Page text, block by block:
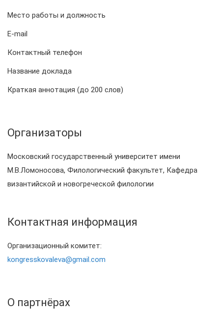
Место работы и должность
E-mail
Контактный телефон
Название доклада
Краткая аннотация (до 200 слов)
Организаторы
Московский государственный университет имени
М.В.Ломоносова, Филологический факультет, Кафедра
византийской и новогреческой филологии
Контактная информация
Организационный комитет:
kongresskovaleva@gmail.com
О партнёрах